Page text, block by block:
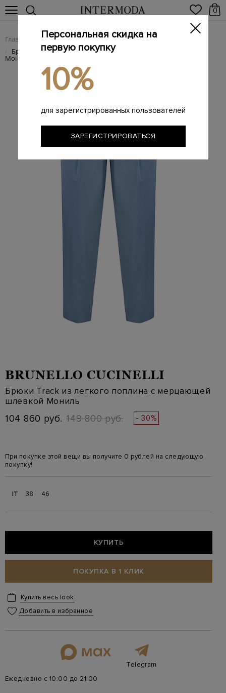
0
Главная Женщинам / Женская одежда / Женские брюки
/ Брюки Track из легкого поплина с мерцающей шлевкой
Мониль
BRUNELLO CUCINELLI
Брюки Track из легкого поплина с мерцающей
шлевкой Мониль
104 860 руб. 149 800 руб. - 30%
При покупке этой вещи вы получите 0 рублей на следующую
покупку!
IT 38 46
КУПИТЬ
ПОКУПКА В 1 КЛИК
Купить весь look
Добавить в избранное
Telegram
Ежедневно с 10:00 до 21:00
Персональная скидка на
первую покупку
10%
для зарегистрированных пользователей
ЗАРЕГИСТРИРОВАТЬСЯ